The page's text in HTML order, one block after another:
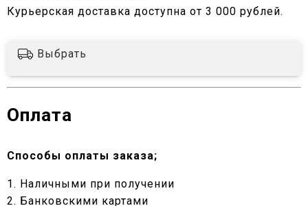
Курьерская доставка доступна от 3 000 рублей.
Выбрать
Оплата
Способы оплаты заказа;
1. Наличными при получении
2. Банковскими картами